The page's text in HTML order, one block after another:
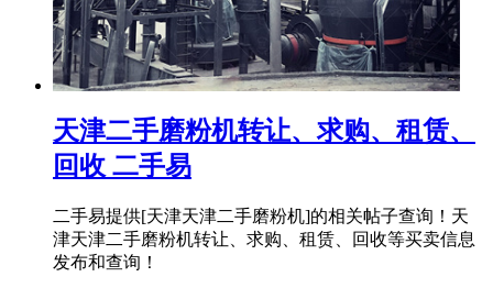
天津二手磨粉机转让、求购、租赁、
回收 二手易
二手易提供[天津天津二手磨粉机]的相关帖子查询！天
津天津二手磨粉机转让、求购、租赁、回收等买卖信息
发布和查询！